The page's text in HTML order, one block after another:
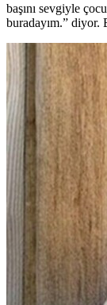
başını sevgiyle
buradayım.” diyor.